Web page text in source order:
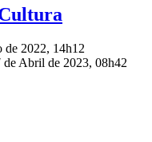
de 2022, 14h12
Abril de 2023, 08h42